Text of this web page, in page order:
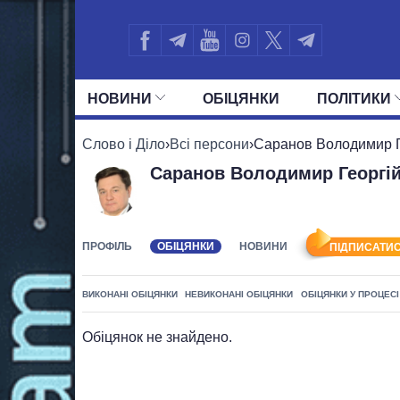
НОВИНИ ОБIЦЯНКИ ПОЛIТИКИ
УСІ ПОЛІТИКИ ПРЕЗИДЕНТ І
Слово і Діло›Всі персони›Саранов Володимир
Саранов Володимир
ПРОФІЛЬ ОБІЦЯНКИ НОВИНИ
ВИКОНАНІ ОБІЦЯНКИ НЕВИКОНАНІ ОБІЦЯНКИ ОБІЦЯНКИ У ПРОЦЕСІ
Обіцянок не знайдено.